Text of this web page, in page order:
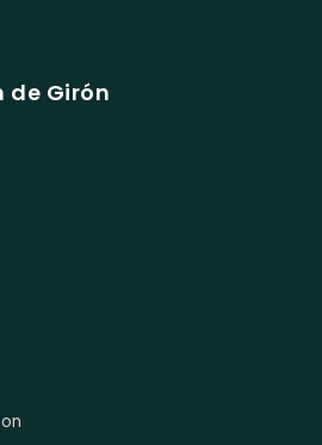
de Girón